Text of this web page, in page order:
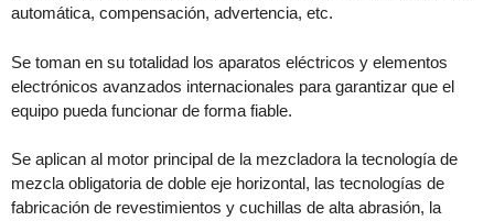
automática, compensación, advertencia, etc.
Se toman en su totalidad los aparatos eléctricos y elementos
electrónicos avanzados internacionales para garantizar que el
equipo pueda funcionar de forma fiable.
Se aplican al motor principal de la mezcladora la tecnología de
mezcla obligatoria de doble eje horizontal, las tecnologías de
fabricación de revestimientos y cuchillas de alta abrasión, la